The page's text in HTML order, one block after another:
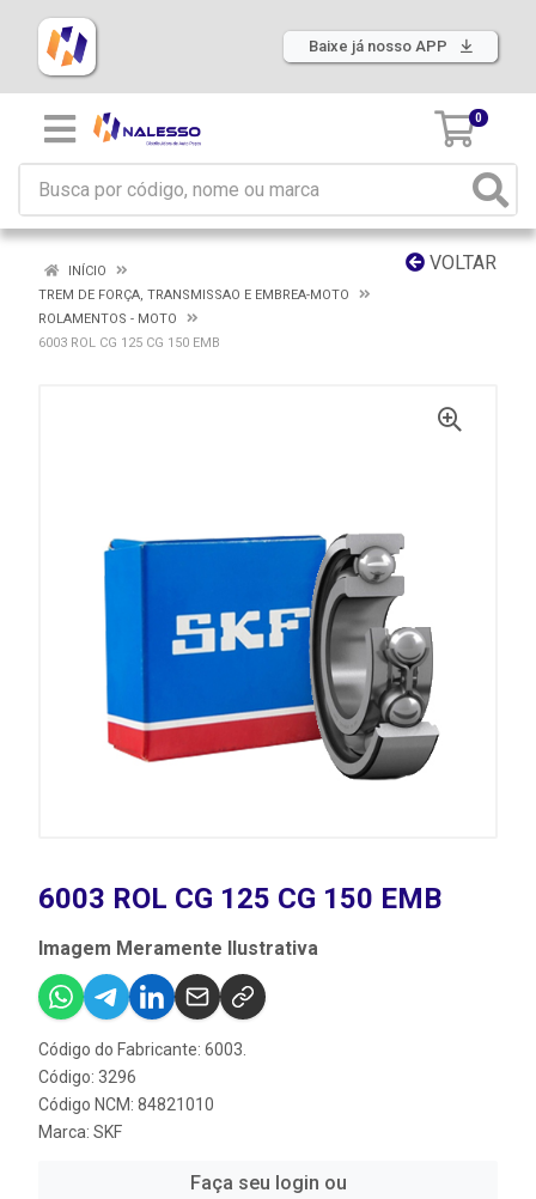
Baixe já nosso APP
0
VOLTAR
INÍCIO
TREM DE FORÇA, TRANSMISSAO E EMBREA-MOTO
ROLAMENTOS - MOTO
6003 ROL CG 125 CG 150 EMB
6003 ROL CG 125 CG 150 EMB
Imagem Meramente Ilustrativa
Código do Fabricante: 6003.
Código: 3296
Código NCM: 84821010
Marca: SKF
Faça seu login ou